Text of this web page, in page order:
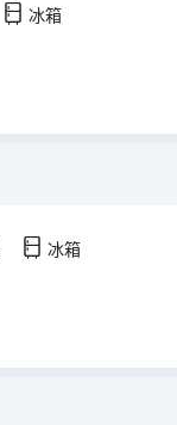
冰箱
冰箱